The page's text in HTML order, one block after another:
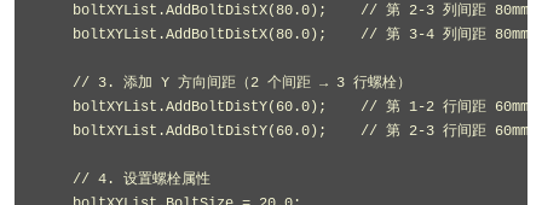
    boltXYList.AddBoltDistX(80.0);    // 第 2-3 列间距 80mm
    boltXYList.AddBoltDistX(80.0);    // 第 3-4 列间距 80mm
    // 3. 添加 Y 方向间距（2 个间距 → 3 行螺栓）
    boltXYList.AddBoltDistY(60.0);    // 第 1-2 行间距 60mm
    boltXYList.AddBoltDistY(60.0);    // 第 2-3 行间距 60mm
    // 4. 设置螺栓属性